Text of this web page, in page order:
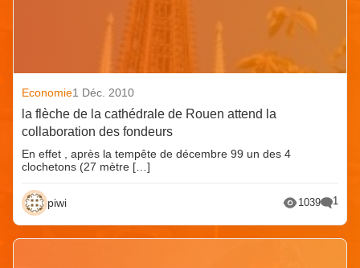
Economie1 Déc. 2010
la flèche de la cathédrale de Rouen attend la
collaboration des fondeurs
En effet , après la tempête de décembre 99 un des 4
clochetons (27 mètre […]
piwi 1039 1